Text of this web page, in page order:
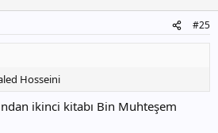
#25
Hosseini
ikinci kitabı Bin Muhteşem